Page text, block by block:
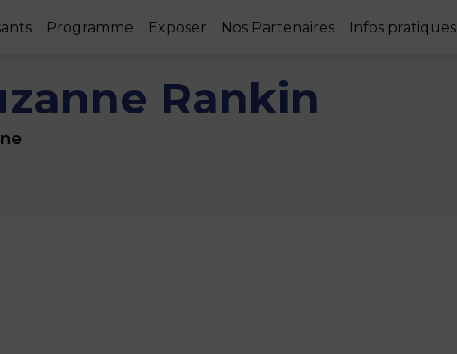
Programme Exposer Nos Partenaires Infos pratiques
Rankin